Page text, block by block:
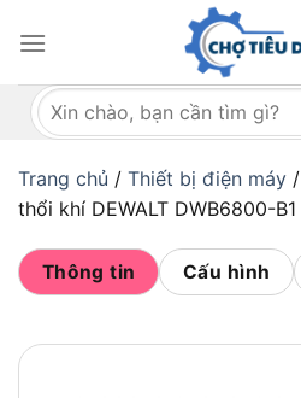
qua
dungTìm
kiếm:
Trang chủ / Thiết bị điện máy /
thổi khí DEWALT DWB6800-B1
Thông tin Cấu hình